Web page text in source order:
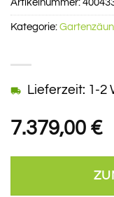
7.379,00 €
Lieferzeit: 1-2
Artikelnummer:
Kategorie: